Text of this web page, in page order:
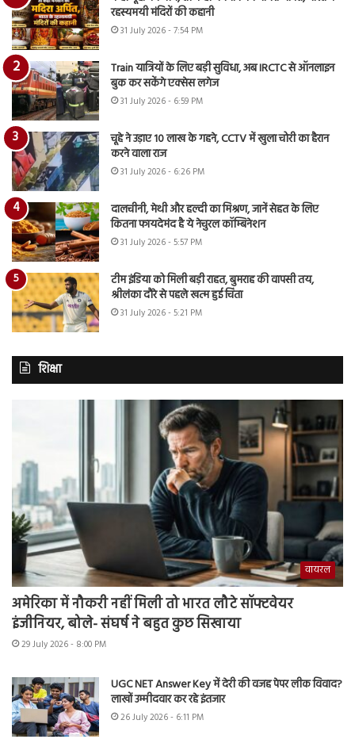
रहस्यमयी मंदिरों की कहानी
31 July 2026 - 7:54 PM
Train यात्रियों के लिए बड़ी सुविधा, अब IRCTC से ऑनलाइन
बुक कर सकेंगे एक्सेस लगेज
31 July 2026 - 6:59 PM
चूहे ने उड़ाए 10 लाख के गहने, CCTV में खुला चोरी का हैरान
करने वाला राज
31 July 2026 - 6:26 PM
दालचीनी, मेथी और हल्दी का मिश्रण, जानें सेहत के लिए
कितना फायदेमंद है ये नेचुरल कॉम्बिनेशन
31 July 2026 - 5:57 PM
टीम इंडिया को मिली बड़ी राहत, बुमराह की वापसी तय,
श्रीलंका दौरे से पहले खत्म हुई चिंता
31 July 2026 - 5:21 PM
शिक्षा
वायरल
अमेरिका में नौकरी नहीं मिली तो भारत लौटे सॉफ्टवेयर
इंजीनियर, बोले- संघर्ष ने बहुत कुछ सिखाया
29 July 2026 - 8:00 PM
UGC NET Answer Key में देरी की वजह पेपर लीक विवाद?
लाखों उम्मीदवार कर रहे इंतजार
26 July 2026 - 6:11 PM